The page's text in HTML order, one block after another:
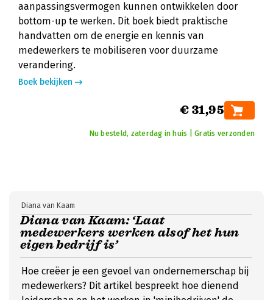
aanpassingsvermogen kunnen ontwikkelen door
bottom-up te werken. Dit boek biedt praktische
handvatten om de energie en kennis van
medewerkers te mobiliseren voor duurzame
verandering.
Boek bekijken
€ 31,95
Nu besteld, zaterdag in huis | Gratis verzonden
Diana van Kaam: ‘Laat
medewerkers werken alsof het hun
eigen bedrijf is’
Diana van Kaam
Hoe creëer je een gevoel van ondernemerschap bij
medewerkers? Dit artikel bespreekt hoe dienend